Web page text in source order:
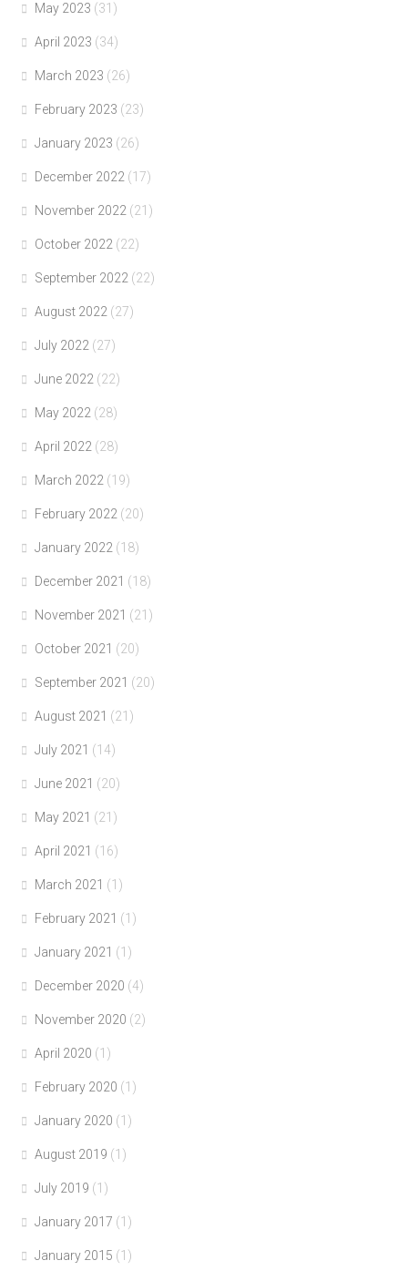
May 2023 (31)
April 2023 (34)
March 2023 (26)
February 2023 (23)
January 2023 (26)
December 2022 (17)
November 2022 (21)
October 2022 (22)
September 2022 (22)
August 2022 (27)
July 2022 (27)
June 2022 (22)
May 2022 (28)
April 2022 (28)
March 2022 (19)
February 2022 (20)
January 2022 (18)
December 2021 (18)
November 2021 (21)
October 2021 (20)
September 2021 (20)
August 2021 (21)
July 2021 (14)
June 2021 (20)
May 2021 (21)
April 2021 (16)
March 2021 (1)
February 2021 (1)
January 2021 (1)
December 2020 (4)
November 2020 (2)
April 2020 (1)
February 2020 (1)
January 2020 (1)
August 2019 (1)
July 2019 (1)
January 2017 (1)
January 2015 (1)